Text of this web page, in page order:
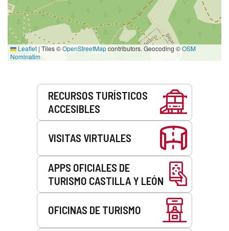
Leaflet | Tiles ©OpenStreetMapcontributors. Geocoding ©OSM
Nominatim
RECURSOS TURÍSTICOS
ACCESIBLES
VISITAS VIRTUALES
APPS OFICIALES DE
TURISMO CASTILLA Y LEÓN
OFICINAS DE TURISMO